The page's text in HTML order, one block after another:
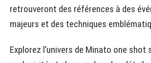
retrouveront des références à des
majeurs et des techniques
Explorez l’univers de Minato one shot